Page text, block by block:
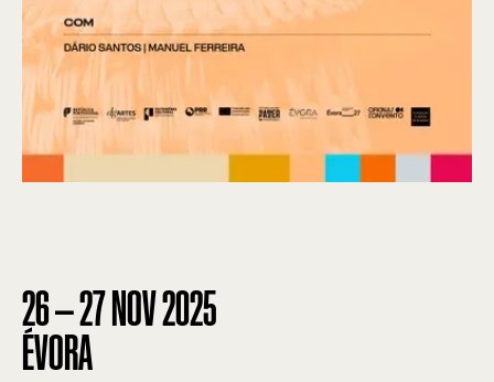
26—27 NOV2025
ÉVORA